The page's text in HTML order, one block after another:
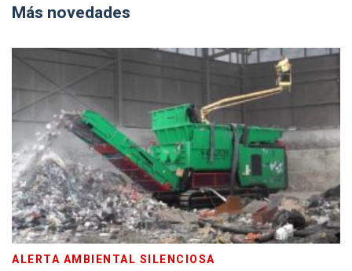
Más novedades
ALERTA AMBIENTAL SILENCIOSA